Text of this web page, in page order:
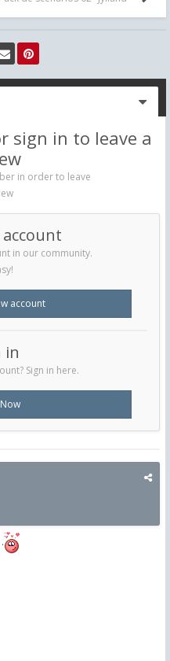
sign in to leave a
in order to leave
in our community.
account
in
Sign in here.